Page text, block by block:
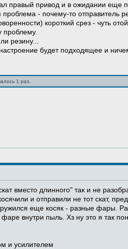
правый привод и в ожидании еще
- почему-то отправитель
короткий срез - чуть
проблему.
резину...
будет подходящее и
1 раз.
вместо длинного" так и не
и отправили не тот скат,
еще косяк - разные фары.
внутри пыль. Хз ну это я так
и усилителем